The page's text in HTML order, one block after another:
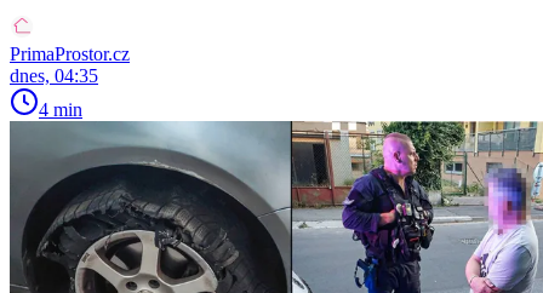
PrimaProstor.cz
dnes, 04:35
4 min